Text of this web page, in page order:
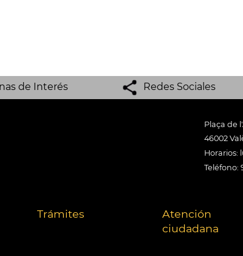
de Interés Redes Sociales
Plaça de
46002
Horarios:
Teléfono:
Trámites
Atención
ciudadana